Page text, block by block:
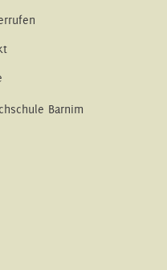
Barnim